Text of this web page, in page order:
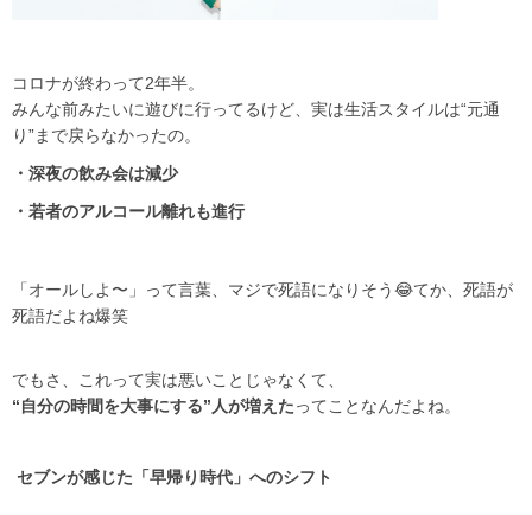
コロナが終わって2年半。
みんな前みたいに遊びに行ってるけど、実は生活スタイルは“元通
り”まで戻らなかったの。
・深夜の飲み会は減少
・若者のアルコール離れも進行
「オールしよ〜」って言葉、マジで死語になりそう😂てか、死語が
死語だよね爆笑
でもさ、これって実は悪いことじゃなくて、
“自分の時間を大事にする”人が増えたってことなんだよね。
セブンが感じた「早帰り時代」へのシフト